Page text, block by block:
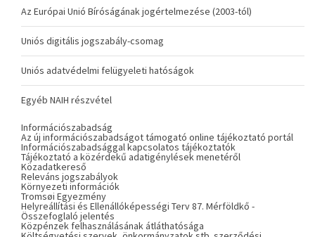
Az Európai Unió Bíróságának jogértelmezése (2003-tól)
Uniós digitális jogszabály-csomag
Uniós adatvédelmi felügyeleti hatóságok
Egyéb NAIH részvétel
Információszabadság
Az új információszabadságot támogató online tájékoztató portál
Információszabadsággal kapcsolatos tájékoztatók
Tájékoztató a közérdekű adatigénylések menetéről
Közadatkereső
Releváns jogszabályok
Környezeti információk
Tromsøi Egyezmény
Helyreállítási és Ellenállóképességi Terv 87. Mérföldkő -
Összefoglaló jelentés
Közpénzek felhasználásának átláthatósága